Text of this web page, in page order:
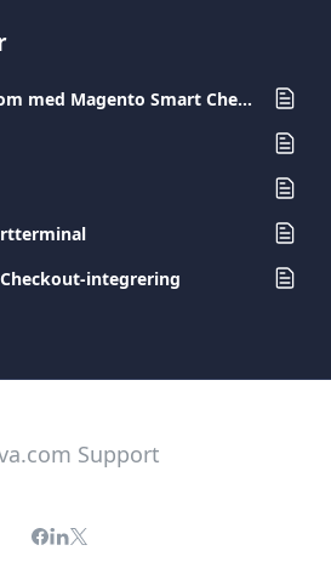
Integrering av Viva.com med Magento Smart Checkout-programtillegg
integrering